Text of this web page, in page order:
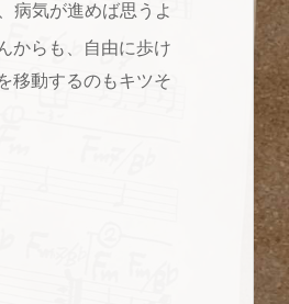
病気が進めば思うよ
からも、自由に歩け
移動するのもキツそ